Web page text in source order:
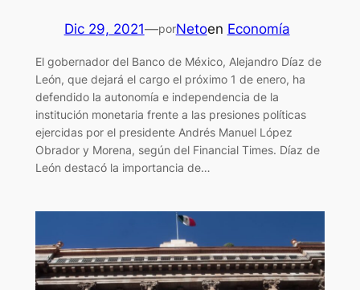
Dic 29, 2021—porNetoen Economía
El gobernador del Banco de México, Alejandro Díaz de
León, que dejará el cargo el próximo 1 de enero, ha
defendido la autonomía e independencia de la
institución monetaria frente a las presiones políticas
ejercidas por el presidente Andrés Manuel López
Obrador y Morena, según del Financial Times. Díaz de
León destacó la importancia de…